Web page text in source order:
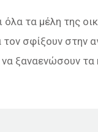
τα μέλη της
σφίξουν στην
ξαναενώσουν τα